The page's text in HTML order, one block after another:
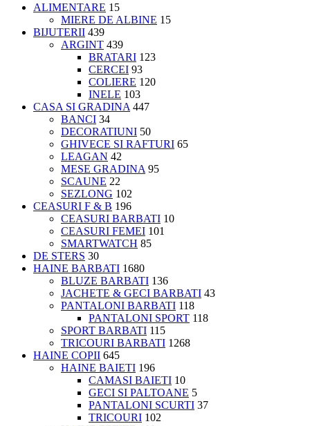
ALIMENTARE 15
MIERE DE ALBINE 15
BIJUTERII 439
ARGINT 439
BRATARI 123
CERCEI 93
COLIERE 120
INELE 103
CASA SI GRADINA 447
BANCI 34
DECORATIUNI 50
GHIVECE SI RAFTURI 65
LEAGAN 42
MESE GRADINA 95
SCAUNE 22
SEZLONG 102
CEASURI F & B 196
CEASURI BARBATI 10
CEASURI FEMEI 101
SMARTWATCH 85
DE STERS 30
HAINE BARBATI 1680
BLUZE BARBATI 136
JACHETE & GECI BARBATI 43
PANTALONI BARBATI 118
PANTALONI SPORT 118
SPORT BARBATI 115
TRICOURI BARBATI 1268
HAINE COPII 645
HAINE BAIETI 196
CAMASI BAIETI 10
GECI SI PALTOANE 5
PANTALONI SCURTI 37
TRICOURI 102